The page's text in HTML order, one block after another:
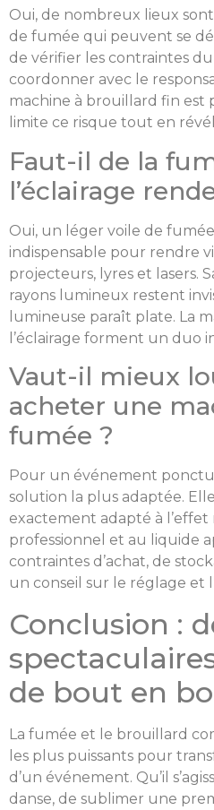
Oui, de nombreux lieux
de fumée qui peuvent se
de vérifier les contraintes
coordonner avec le
machine à brouillard fin est
limite ce risque tout en
Faut-il de la
l’éclairage
Oui, un léger voile de
indispensable pour rendre
projecteurs, lyres et lasers.
rayons lumineux restent
lumineuse paraît plate. La
l’éclairage forment un duo
Vaut-il mieux
acheter une
fumée ?
Pour un événement
solution la plus adaptée.
exactement adapté à
professionnel et au liquide
contraintes d’achat, de
un conseil sur le réglage et
Conclusion :
de bout en
La fumée et le brouillard
les plus puissants pour
d’un événement. Qu’il
danse, de sublimer une